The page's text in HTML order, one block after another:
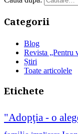
Categorii
Blog
Revista „Pentru
Știri
Toate articolele
Etichete
"Adopţia - o